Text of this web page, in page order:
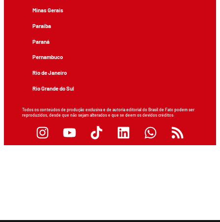
Minas Gerais
Paraíba
Paraná
Pernambuco
Rio de Janeiro
Rio Grande do Sul
Todos os conteúdos de produção exclusiva e de autoria editorial do Brasil de Fato podem ser
reproduzidos, desde que não sejam alterados e que se deem os devidos créditos.